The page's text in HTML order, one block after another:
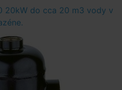
20kW do cca 20 m3 vody v